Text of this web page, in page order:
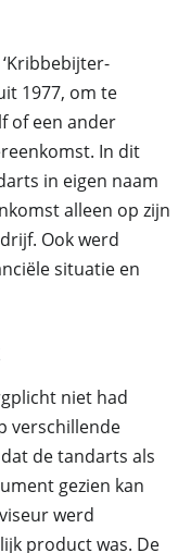
1977, om te
of een ander
In dit
in eigen naam
alleen op zijn
Ook werd
situatie en
niet had
verschillende
de tandarts als
gezien kan
werd
product was. De